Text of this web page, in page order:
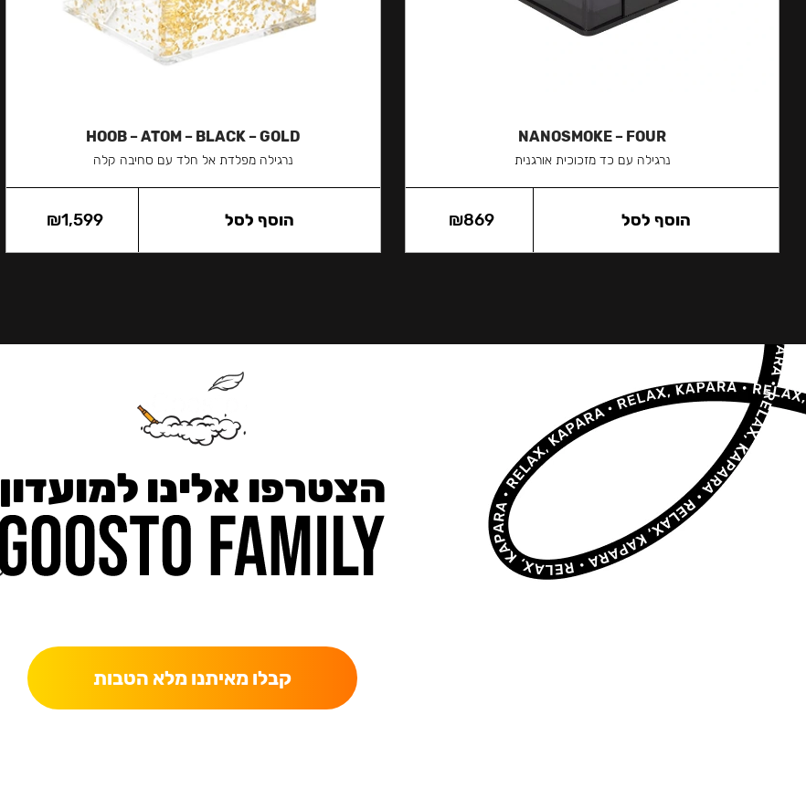
NANOSMOKE – FOUR
נרגילה עם כד מזכוכית אורגנית
₪869 הוסף לסל
HOOB – ATOM – BLACK – GOLD
נרגילה מפלדת אל חלד עם סחיבה קלה
₪1,599 הוסף לסל
הצטרפו אלינו למועדון
קבלו מאיתנו מלא הטבות